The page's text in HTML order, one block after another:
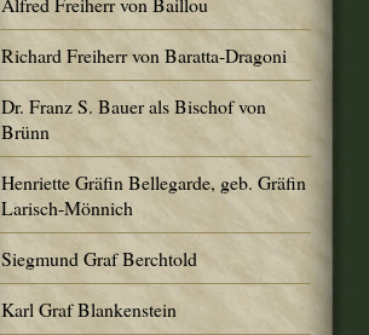
Richard Freiherr von Baratta-Dragoni
Dr. Franz S. Bauer als Bischof von
Brünn
Henriette Gräfin Bellegarde, geb. Gräfin
Larisch-Mönnich
Siegmund Graf Berchtold
Karl Graf Blankenstein